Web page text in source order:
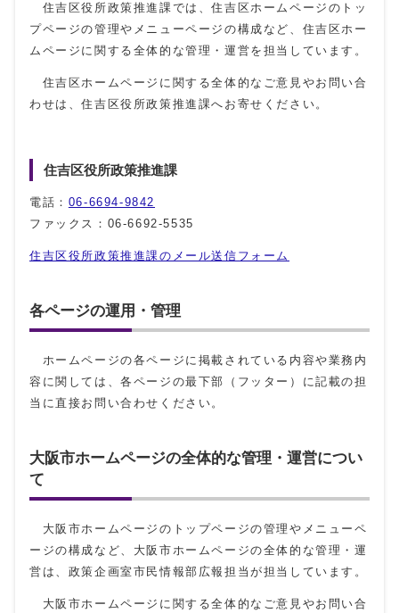
住吉区役所政策推進課では、住吉区ホームページのトッ
プページの管理やメニューページの構成など、住吉区ホー
ムページに関する全体的な管理・運営を担当しています。
住吉区ホームページに関する全体的なご意見やお問い合
わせは、住吉区役所政策推進課へお寄せください。
住吉区役所政策推進課
電話： 06-6694-9842
ファックス：06-6692-5535
住吉区役所政策推進課のメール送信フォーム
各ページの運用・管理
ホームページの各ページに掲載されている内容や業務内
容に関しては、各ページの最下部（フッター）に記載の担
当に直接お問い合わせください。
大阪市ホームページの全体的な管理・運営につい
て
大阪市ホームページのトップページの管理やメニューペ
ージの構成など、大阪市ホームページの全体的な管理・運
営は、政策企画室市民情報部広報担当が担当しています。
大阪市ホームページに関する全体的なご意見やお問い合